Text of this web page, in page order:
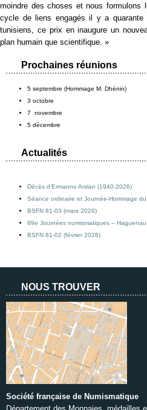
moindre des choses et nous
cycle de liens engagés il y a
tunisiens, ce prix en inaugure un
plan humain que scientifique. »
Prochaines réunions
5 septembre (Hommage M. Dhénin)
3 octobre
7 novembre
5 décembre
Actualités
Décès d’Ermanno Arslan (1940-2026)
Séance ordinaire et Journée-Hommage
BSFN 81-03 (mars 2026)
69e Journées numismatiques –
BSFN 81-02 (février 2026)
NOUS TROUVER
Société française de Numismatique